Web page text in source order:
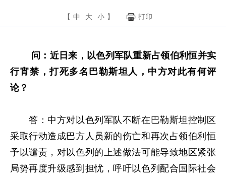
【 中 大 小 】 打印
问：近日来，以色列军队重新占领伯利恒并实
行宵禁，打死多名巴勒斯坦人，中方对此有何评
论？
答：中方对以色列军队不断在巴勒斯坦控制区
采取行动造成巴方人员新的伤亡和再次占领伯利恒
予以谴责，对以色列的上述做法可能导致地区紧张
局势再度升级感到担忧，呼吁以色列配合国际社会